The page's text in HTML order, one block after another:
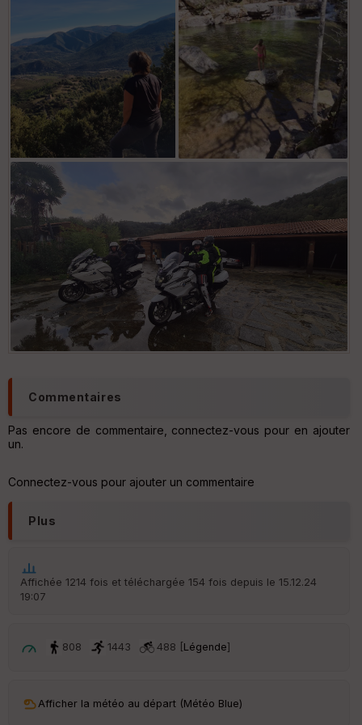
Commentaires
Pas encore de commentaire, connectez-vous pour en ajouter
un.
Connectez-vous pour ajouter un commentaire
Plus
Affichée 1214 fois et téléchargée 154 fois depuis le 15.12.24
19:07
808 1443 488 [ Légende]
Afficher la météo au départ (Météo Blue)